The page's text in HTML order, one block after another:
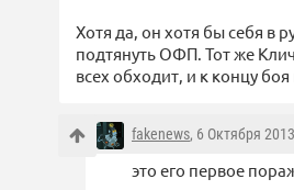
Хотя да, он хотя бы себя в
подтянуть ОФП. Тот же
всех обходит, и к концу боя
fakenews, 6 Октября
это его первое